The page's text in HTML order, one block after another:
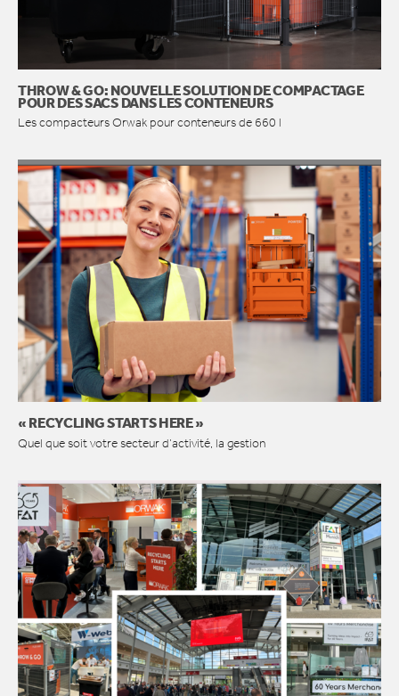
THROW & GO: NOUVELLE SOLUTION DE COMPACTAGE
POUR DES SACS DANS LES CONTENEURS
Les compacteurs Orwak pour conteneurs de 660 l
« RECYCLING STARTS HERE »
Quel que soit votre secteur d’activité, la gestion